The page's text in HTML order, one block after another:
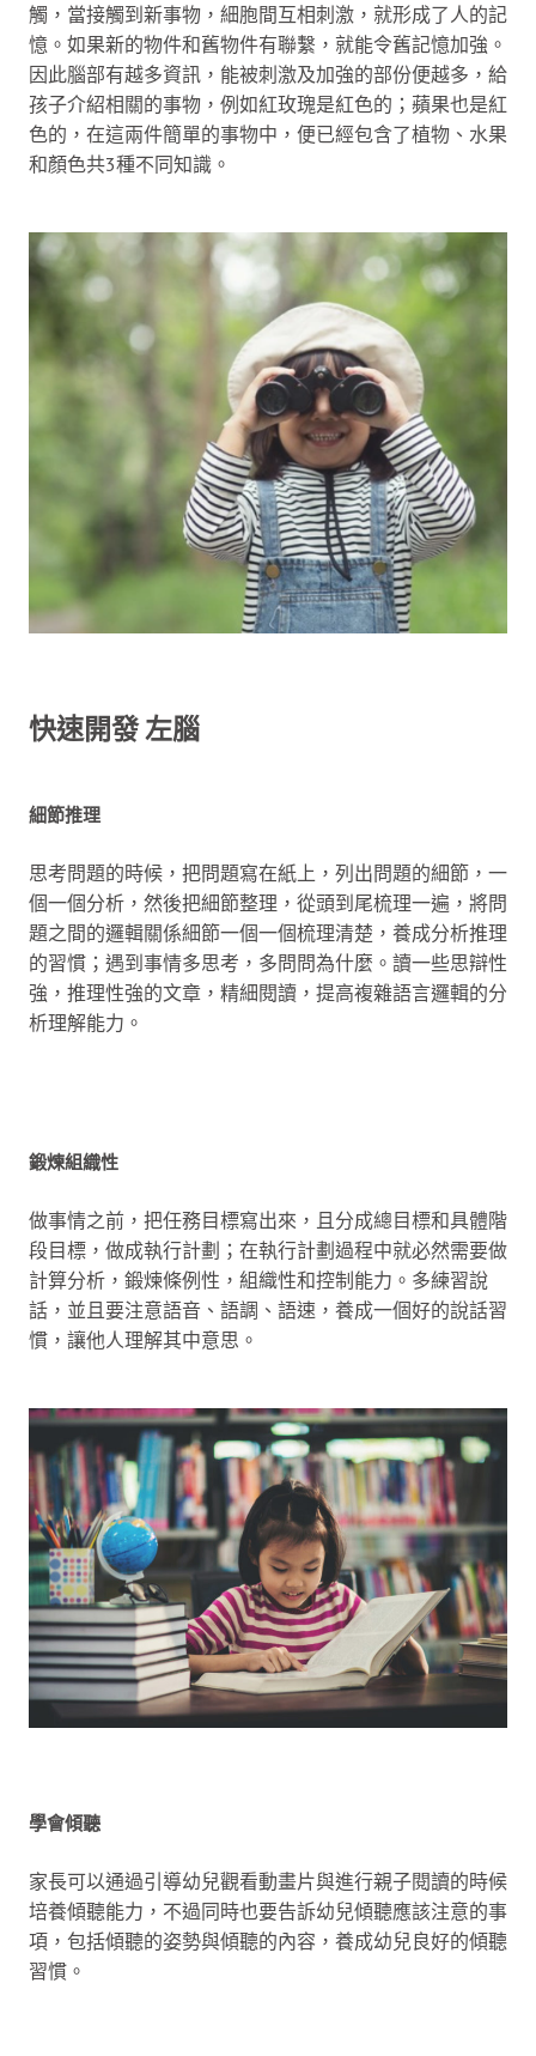
觸，當接觸到新事物，細胞間互相刺激，就形成了人的記
憶。如果新的物件和舊物件有聯繫，就能令舊記憶加強。
因此腦部有越多資訊，能被刺激及加強的部份便越多，給
孩子介紹相關的事物，例如紅玫瑰是紅色的；蘋果也是紅
色的，在這兩件簡單的事物中，便已經包含了植物、水果
和顏色共3種不同知識。
快速開發 左腦
細節推理
思考問題的時候，把問題寫在紙上，列出問題的細節，一
個一個分析，然後把細節整理，從頭到尾梳理一遍，將問
題之間的邏輯關係細節一個一個梳理清楚，養成分析推理
的習慣；遇到事情多思考，多問問為什麼。讀一些思辯性
強，推理性強的文章，精細閱讀，提高複雜語言邏輯的分
析理解能力。
鍛煉組織性
做事情之前，把任務目標寫出來，且分成總目標和具體階
段目標，做成執行計劃；在執行計劃過程中就必然需要做
計算分析，鍛煉條例性，組織性和控制能力。多練習說
話，並且要注意語音、語調、語速，養成一個好的說話習
慣，讓他人理解其中意思。
學會傾聽
家長可以通過引導幼兒觀看動畫片與進行親子閱讀的時候
培養傾聽能力，不過同時也要告訴幼兒傾聽應該注意的事
項，包括傾聽的姿勢與傾聽的內容，養成幼兒良好的傾聽
習慣。